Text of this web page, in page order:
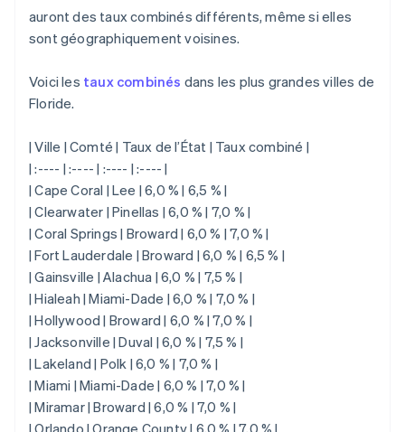
auront des taux combinés différents, même si elles
sont géographiquement voisines.
Voici les taux combinés dans les plus grandes villes de
Floride.
| Ville | Comté | Taux de l’État | Taux combiné |
| :---- | :---- | :---- | :---- |
| Cape Coral | Lee | 6,0 % | 6,5 % |
| Clearwater | Pinellas | 6,0 % | 7,0 % |
| Coral Springs | Broward | 6,0 % | 7,0 % |
| Fort Lauderdale | Broward | 6,0 % | 6,5 % |
| Gainsville | Alachua | 6,0 % | 7,5 % |
| Hialeah | Miami-Dade | 6,0 % | 7,0 % |
| Hollywood | Broward | 6,0 % | 7,0 % |
| Jacksonville | Duval | 6,0 % | 7,5 % |
| Lakeland | Polk | 6,0 % | 7,0 % |
| Miami | Miami-Dade | 6,0 % | 7,0 % |
| Miramar | Broward | 6,0 % | 7,0 % |